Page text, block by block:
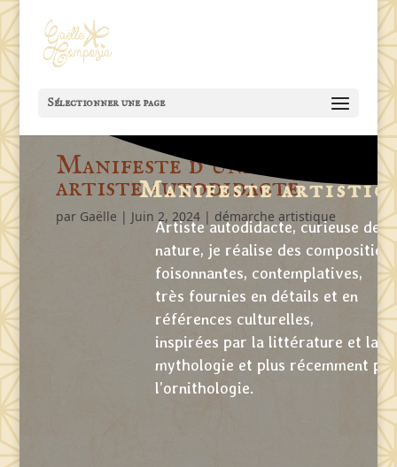
Sélectionner une page
Manifeste d’une
artiste autodidacte
par Gaëlle | Juin 2, 2024| démarche artistique
Manifeste
Artiste autodidacte, curieuse de
nature, je réalise des
foisonnantes, contemplatives,
très fournies en détails et en
références culturelles,
inspirées par la littérature et la
mythologie et plus récemment par
l’ornithologie.